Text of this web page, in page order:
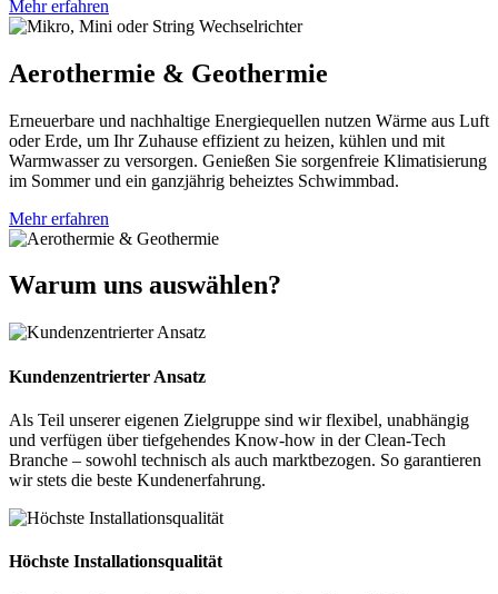
Mehr erfahren
Aerothermie & Geothermie
Erneuerbare und nachhaltige Energiequellen nutzen Wärme aus Luft
oder Erde, um Ihr Zuhause effizient zu heizen, kühlen und mit
Warmwasser zu versorgen. Genießen Sie sorgenfreie Klimatisierung
im Sommer und ein ganzjährig beheiztes Schwimmbad.
Mehr erfahren
Warum uns auswählen?
Kundenzentrierter Ansatz
Als Teil unserer eigenen Zielgruppe sind wir flexibel, unabhängig
und verfügen über tiefgehendes Know-how in der Clean-Tech
Branche – sowohl technisch als auch marktbezogen. So garantieren
wir stets die beste Kundenerfahrung.
Höchste Installationsqualität